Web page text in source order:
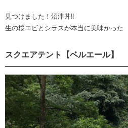
見つけました！沼津丼‼️
生の桜エビとシラスが本当に美味かった
スクエアテント【ベルエール】